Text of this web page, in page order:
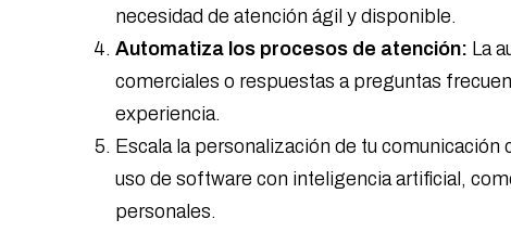
necesidad de atención ágil y disponible.
Automatiza los procesos de atención: La
comerciales o respuestas a preguntas
experiencia.
Escala la personalización de tu
uso de software con inteligencia artificial,
personales.